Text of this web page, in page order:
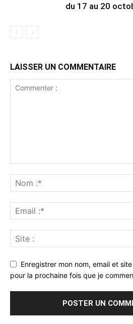
du 17 au 20
LAISSER UN COMMENTAIRE
Enregistrer mon nom, email et
pour la prochaine fois que je